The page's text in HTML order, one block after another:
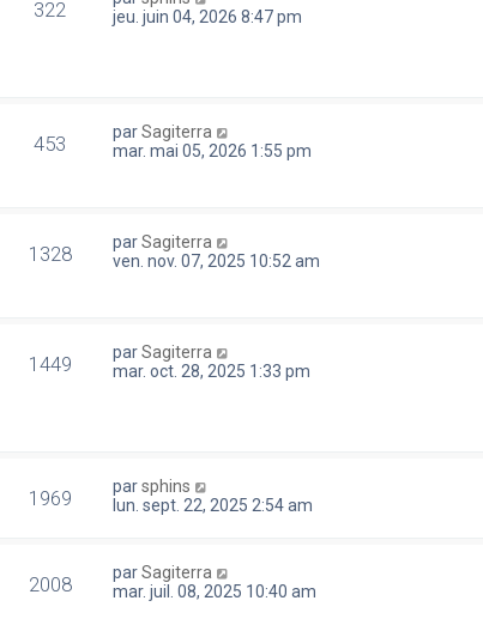
322
jeu. juin 04, 2026 8:47 pm
453 parSagiterra
mar. mai 05, 2026 1:55 pm
1328 parSagiterra
ven. nov. 07, 2025 10:52 am
1449 parSagiterra
mar. oct. 28, 2025 1:33 pm
1969 parsphins
lun. sept. 22, 2025 2:54 am
2008 parSagiterra
mar. juil. 08, 2025 10:40 am